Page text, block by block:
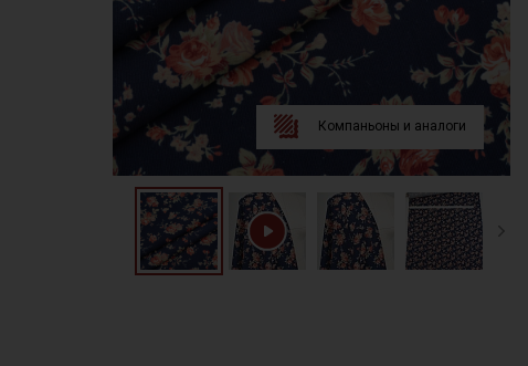
Компаньоны и аналоги